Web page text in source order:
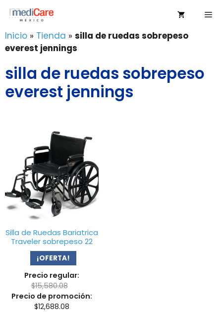
Saltar
contenido
Inicio » Tienda » silla de ruedas sobrepeso
everest jennings
silla de ruedas sobrepeso
everest jennings
Silla de Ruedas Bariatrica
Traveler sobrepeso 22
¡OFERTA!
Precio regular:
$15,580.08
Precio de promoción:
$12,688.08